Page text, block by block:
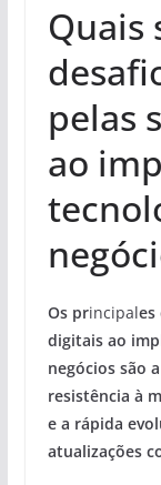
Quais
pelas
ao
Os principales
digitais ao
negócios são
resistência à
e a rápida
atualizações